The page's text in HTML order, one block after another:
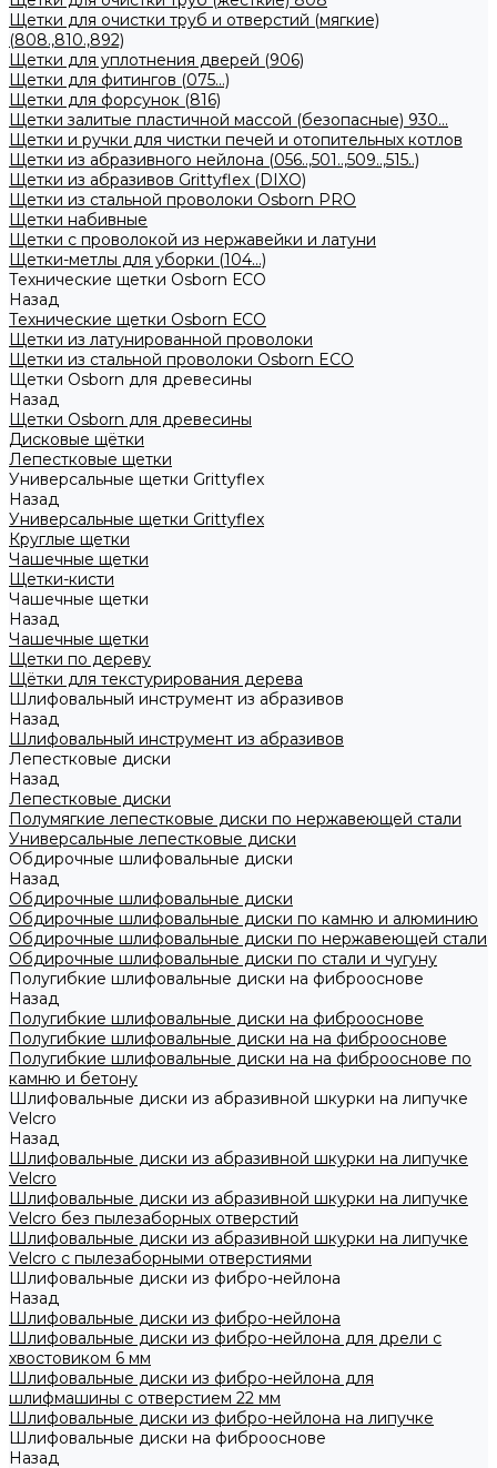
Щетки для очистки труб и отверстий (мягкие)
(808.,810.,892)
Щетки для уплотнения дверей (906)
Щетки для фитингов (075...)
Щетки для форсунок (816)
Щетки залитые пластичной массой (безопасные) 930...
Щетки и ручки для чистки печей и отопительных котлов
Щетки из абразивного нейлона (056..,501..,509..,515..)
Щетки из абразивов Grittyflex (DIXO)
Щетки из стальной проволоки Osborn PRO
Щетки набивные
Щетки с проволокой из нержавейки и латуни
Щетки-метлы для уборки (104...)
Технические щетки Osborn ЕСО
Назад
Технические щетки Osborn ЕСО
Щетки из латунированной проволоки
Щетки из стальной проволоки Osborn ECO
Щетки Osborn для древесины
Назад
Щетки Osborn для древесины
Дисковые щётки
Лепестковые щетки
Универсальные щетки Grittyflex
Назад
Универсальные щетки Grittyflex
Круглые щетки
Чашечные щетки
Щетки-кисти
Чашечные щетки
Назад
Чашечные щетки
Щетки по дереву
Щётки для текстурирования дерева
Шлифовальный инструмент из абразивов
Назад
Шлифовальный инструмент из абразивов
Лепестковые диски
Назад
Лепестковые диски
Полумягкие лепестковые диски по нержавеющей стали
Универсальные лепестковые диски
Обдирочные шлифовальные диски
Назад
Обдирочные шлифовальные диски
Обдирочные шлифовальные диски по камню и алюминию
Обдирочные шлифовальные диски по нержавеющей стали
Обдирочные шлифовальные диски по стали и чугуну
Полугибкие шлифовальные диски на фиброоснове
Назад
Полугибкие шлифовальные диски на фиброоснове
Полугибкие шлифовальные диски на на фиброоснове
Полугибкие шлифовальные диски на на фиброоснове по
камню и бетону
Шлифовальные диски из абразивной шкурки на липучке
Velcro
Назад
Шлифовальные диски из абразивной шкурки на липучке
Velcro
Шлифовальные диски из абразивной шкурки на липучке
Velcro без пылезаборных отверстий
Шлифовальные диски из абразивной шкурки на липучке
Velcro с пылезаборными отверстиями
Шлифовальные диски из фибро-нейлона
Назад
Шлифовальные диски из фибро-нейлона
Шлифовальные диски из фибро-нейлона для дрели с
хвостовиком 6 мм
Шлифовальные диски из фибро-нейлона для
шлифмашины с отверстием 22 мм
Шлифовальные диски из фибро-нейлона на липучке
Шлифовальные диски на фиброоснове
Назад